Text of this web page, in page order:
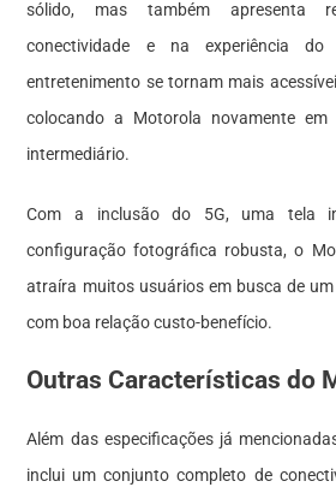
sólido, mas também apresenta
conectividade e na experiência do
entretenimento se tornam mais
colocando a Motorola novamente em
intermediário.
Com a inclusão do 5G, uma tela
configuração fotográfica robusta, o
atraíra muitos usuários em busca de
com boa relação custo-benefício.
Outras Características do
Além das especificações já
inclui um conjunto completo de